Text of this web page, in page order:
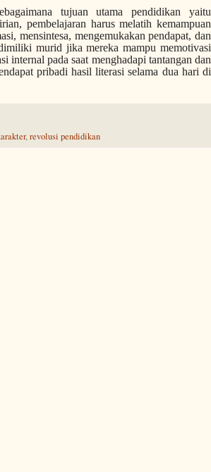
tujuan utama pendidikan yaitu
pembelajaran harus melatih kemampuan
mensintesa, mengemukakan pendapat, dan
murid jika mereka mampu memotivasi
internal pada saat menghadapi tantangan dan
pribadi hasil literasi selama dua hari di
,revolusi pendidikan